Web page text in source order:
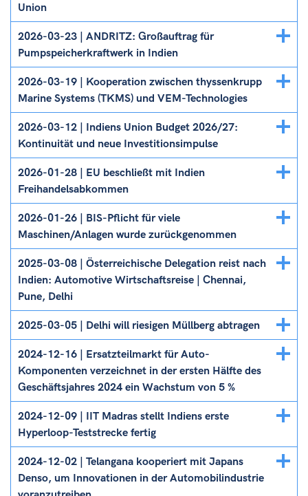
Union
Details
ein/ausblenden
2026-03-23 | ANDRITZ: Großauftrag für
Pumpspeicherkraftwerk in Indien
Details
ein/ausblenden
2026-03-19 | Kooperation zwischen thyssenkrupp
Marine Systems (TKMS) und VEM-Technologies
Details
ein/ausblenden
2026-03-12 | Indiens Union Budget 2026/27:
Kontinuität und neue Investitionsimpulse
Details
ein/ausblenden
2026-01-28 | EU beschließt mit Indien
Freihandelsabkommen
Details
ein/ausblenden
2026-01-26 | BIS-Pflicht für viele
Maschinen/Anlagen wurde zurückgenommen
Details
ein/ausblenden
2025-03-08 | Österreichische Delegation reist nach
Indien: Automotive Wirtschaftsreise | Chennai,
Pune, Delhi
Details
ein/ausblenden
2025-03-05 | Delhi will riesigen Müllberg abtragen
Details
ein/ausblenden
2024-12-16 | Ersatzteilmarkt für Auto-
Komponenten verzeichnet in der ersten Hälfte des
Geschäftsjahres 2024 ein Wachstum von 5 %
Details
ein/ausblenden
2024-12-09 | IIT Madras stellt Indiens erste
Hyperloop-Teststrecke fertig
Details
ein/ausblenden
2024-12-02 | Telangana kooperiert mit Japans
Denso, um Innovationen in der Automobilindustrie